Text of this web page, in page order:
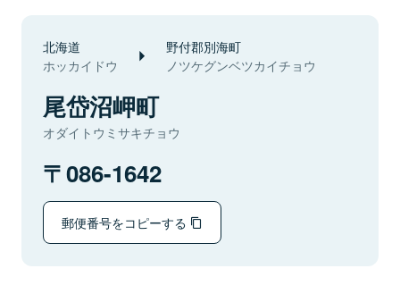
北海道
ホッカイドウ
野付郡別海町
ノツケグンベツカイチョウ
尾岱沼岬町
オダイトウミサキチョウ
086-1642
郵便番号をコピーする